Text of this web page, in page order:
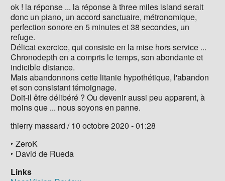
ok ! la réponse ... la réponse à three miles island serait
donc un piano, un accord sanctuaire, métronomique,
perfection sonore en 5 minutes et 38 secondes, un
refuge.
Délicat exercice, qui consiste en la mise hors service ...
Chronodepth en a compris le temps, son abondante et
indicible distance.
Mais abandonnons cette litanie hypothétique, l'abandon
et son consistant témoignage.
Doit-il être délibéré ? Ou devenir aussi peu apparent, à
moins que ... nous soyons en panne.
thierry massard / 10 octobre 2020 - 01:28
‣ ZeroK
‣ David de Rueda
Links